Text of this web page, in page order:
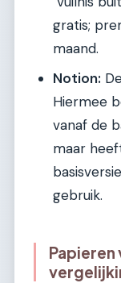
gratis;
maand.
Notion:
Hiermee
vanaf de
maar
gebruik.
Papieren